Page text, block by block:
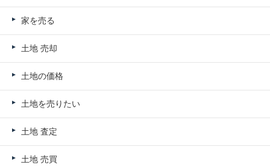
家を売る
土地 売却
土地の価格
土地を売りたい
土地 査定
土地 売買